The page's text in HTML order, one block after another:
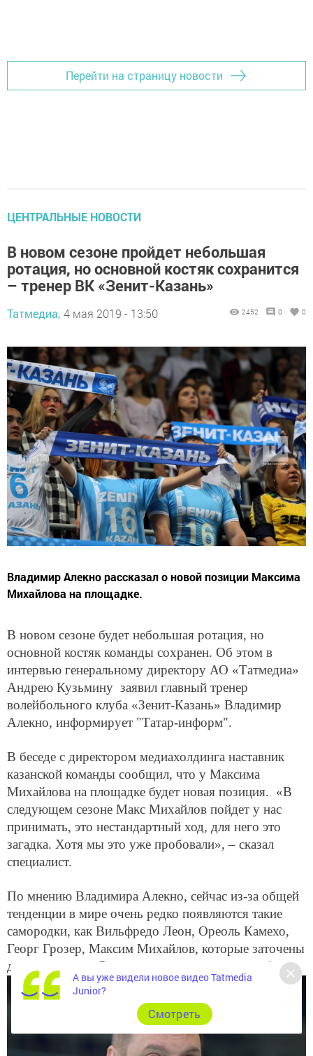
Перейти на страницу новости
ЦЕНТРАЛЬНЫЕ НОВОСТИ
В новом сезоне пройдет небольшая
ротация, но основной костяк сохранится
– тренер ВК «Зенит-Казань»
Татмедиа, 4 мая 2019 - 13:50 2452 0 0
Владимир Алекно рассказал о новой позиции Максима
Михайлова на площадке.
В новом сезоне будет небольшая ротация, но
основной костяк команды сохранен. Об этом в
интервью генеральному директору АО «Татмедиа»
Андрею Кузьмину заявил главный тренер
волейбольного клуба «Зенит-Казань» Владимир
Алекно, информирует "Татар-информ".
В беседе с директором медиахолдинга наставник
казанской команды сообщил, что у Максима
Михайлова на площадке будет новая позиция. «В
следующем сезоне Макс Михайлов пойдет у нас
принимать, это нестандартный ход, для него это
загадка. Хотя мы это уже пробовали», – сказал
специалист.
По мнению Владимира Алекно, сейчас из-за общей
тенденции в мире очень редко появляются такие
самородки, как Вильфредо Леон, Ореоль Камехо,
Георг Грозер, Максим Михайлов, которые заточены
для чемпионата России, которые очень способны.
А вы уже видели новое видео Tatmedia
Junior?
Cмотреть